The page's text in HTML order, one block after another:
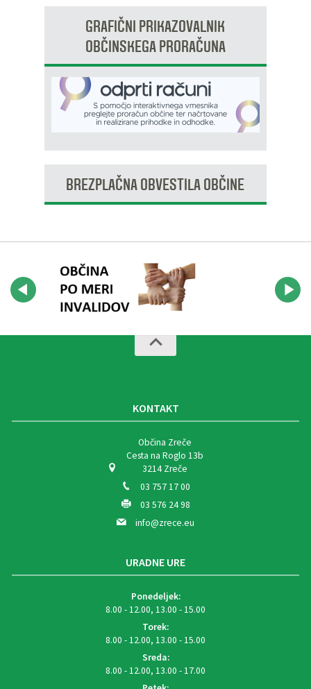
GRAFIČNI PRIKAZOVALNIK
OBČINSKEGA PRORAČUNA
BREZPLAČNA OBVESTILA OBČINE
KONTAKT
Občina Zreče
Cesta na Roglo 13b
3214 Zreče
03 757 17 00
03 576 24 98
info@zrece.eu
URADNE URE
Ponedeljek:
8.00 - 12.00, 13.00 - 15.00
Torek:
8.00 - 12.00, 13.00 - 15.00
Sreda:
8.00 - 12.00, 13.00 - 17.00